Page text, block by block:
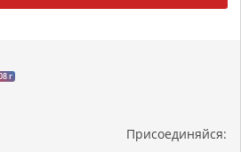
г
Присоединяйся: